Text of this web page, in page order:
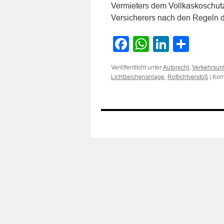
Vermieters dem
Versicherers nach den Regeln
Facebook
WhatsApp
LinkedIn
Veröffentlicht unter Autorecht,
Lichtzeichenanlage, Rotlichtverstoß |